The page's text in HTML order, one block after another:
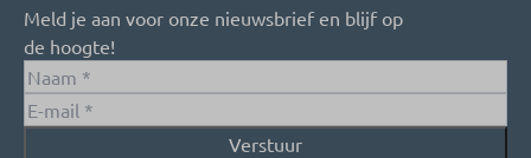
Meld je aan voor onze nieuwsbrief en blijf op
de hoogte!
Verstuur